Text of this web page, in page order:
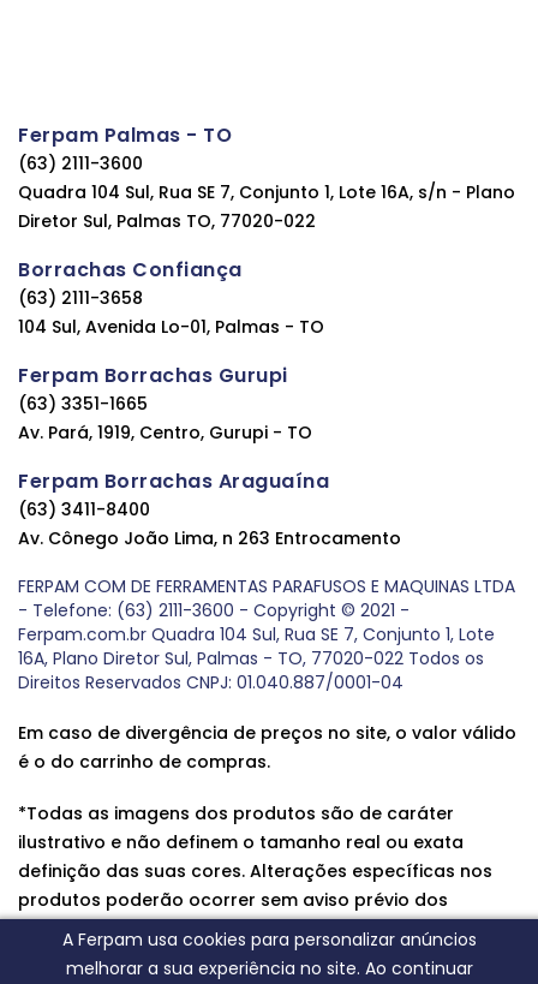
A Ferpam usa cookies para personalizar anúncios
melhorar a sua experiência no site. Ao continuar
Ferpam Palmas - TO
(63) 2111-3600
Quadra 104 Sul, Rua SE 7, Conjunto 1, Lote 16A, s/n - Plano
Diretor Sul, Palmas TO, 77020-022
Borrachas Confiança
(63) 2111-3658
104 Sul, Avenida Lo-01, Palmas - TO
Ferpam Borrachas Gurupi
(63) 3351-1665
Av. Pará, 1919, Centro, Gurupi - TO
Ferpam Borrachas Araguaína
(63) 3411-8400
Av. Cônego João Lima, n 263 Entrocamento
FERPAM COM DE FERRAMENTAS PARAFUSOS E MAQUINAS LTDA
- Telefone: (63) 2111-3600 - Copyright © 2021 -
Ferpam.com.br Quadra 104 Sul, Rua SE 7, Conjunto 1, Lote
16A, Plano Diretor Sul, Palmas - TO, 77020-022 Todos os
Direitos Reservados CNPJ: 01.040.887/0001-04
Em caso de divergência de preços no site, o valor válido
é o do carrinho de compras.
*Todas as imagens dos produtos são de caráter
ilustrativo e não definem o tamanho real ou exata
definição das suas cores. Alterações específicas nos
produtos poderão ocorrer sem aviso prévio dos
fornecedores, qualquer dúvida sobre nossos produtos
entre em contato conosco.